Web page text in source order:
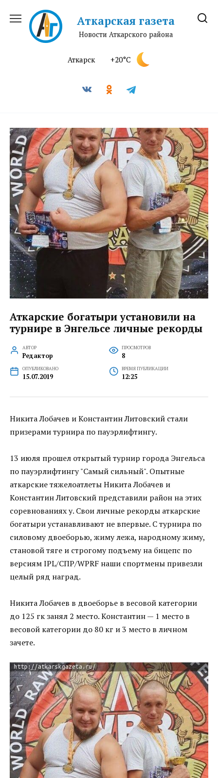
содержанию
Аткарская газета
Новости Аткарского района
Аткарск +20°C
Аткарские богатыри установили на
турнире в Энгельсе личные рекорды
АВТОР
Редактор
ПРОСМОТРОВ
8
ОПУБЛИКОВАНО
15.07.2019
ВРЕМЯ ПУБЛИКАЦИИ
12:25
Никита Лобачев и Константин Литовский стали
призерами турнира по пауэрлифтингу.
13 июля прошел открытый турнир города Энгельса
по пауэрлифтингу "Самый сильный". Опытные
аткарские тяжелоатлеты Никита Лобачев и
Константин Литовский представили район на этих
соревнованиях у. Свои личные рекорды аткарские
богатыри устанавливают не впервые. С турнира по
силовому двоеборью, жиму лежа, народному жиму,
становой тяге и строгому подъему на бицепс по
версиям IPL/СПР/WPRF наши спортмены привезли
целый ряд наград.
Никита Лобачев в двоеборье в весовой категории
до 125 гк занял 2 место. Константин — 1 место в
весовой категории до 80 кг и 3 место в личном
зачете.